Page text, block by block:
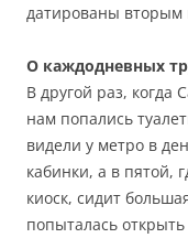
датированы вторым
О каждодневных
В другой раз, когда
нам попались
видели у метро в
кабинки, а в пятой,
киоск, сидит
попыталась